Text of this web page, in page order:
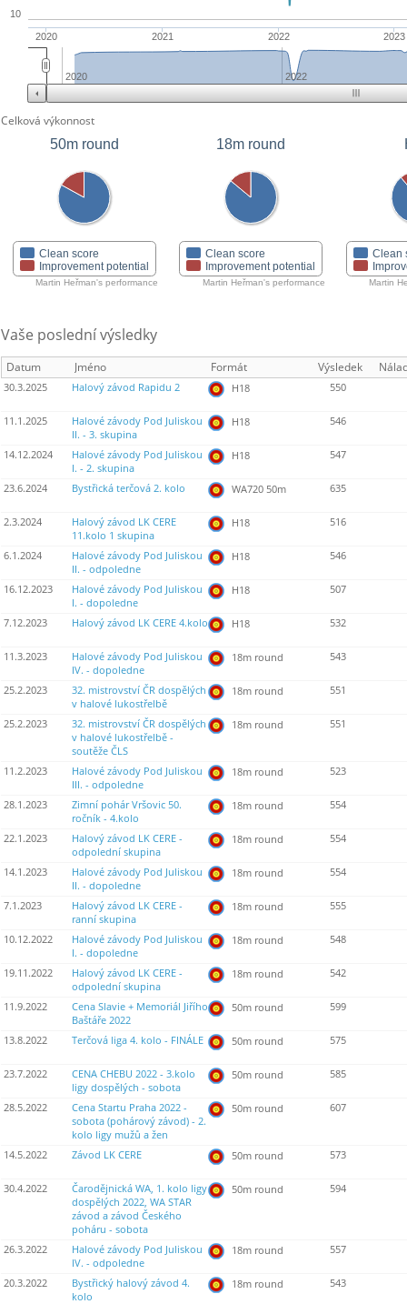
2020 2021 2022 2023
10
2022
2020
Celková výkonnost
50m round
Clean score
Improvement potential
Martin Heřman's performance
18m round
Clean score
Improvement potential
Martin Heřman's performance
Clean
Martin
Vaše poslední výsledky
Datum Jméno Formát Výsledek
30.3.2025 Halový závod Rapidu 2 H18 550
11.1.2025
Halové závody Pod Juliskou
II. - 3. skupina
H18 546
14.12.2024
Halové závody Pod Juliskou
I. - 2. skupina
H18 547
23.6.2024 Bystřická terčová 2. kolo WA720 50m 635
2.3.2024
Halový závod LK CERE
11.kolo 1 skupina
H18 516
6.1.2024
Halové závody Pod Juliskou
II. - odpoledne
H18 546
16.12.2023
Halové závody Pod Juliskou
I. - dopoledne
H18 507
7.12.2023 Halový závod LK CERE 4.kolo H18 532
11.3.2023
Halové závody Pod Juliskou
IV. - dopoledne
18m round 543
25.2.2023
32. mistrovství ČR dospělých
v halové lukostřelbě
18m round 551
25.2.2023
32. mistrovství ČR dospělých
v halové lukostřelbě -
soutěže ČLS
18m round 551
11.2.2023
Halové závody Pod Juliskou
III. - odpoledne
18m round 523
28.1.2023
Zimní pohár Vršovic 50.
ročník - 4.kolo
18m round 554
22.1.2023
Halový závod LK CERE -
odpolední skupina
18m round 554
14.1.2023
Halové závody Pod Juliskou
II. - dopoledne
18m round 554
7.1.2023
Halový závod LK CERE -
ranní skupina
18m round 555
10.12.2022
Halové závody Pod Juliskou
I. - dopoledne
18m round 548
19.11.2022
Halový závod LK CERE -
odpolední skupina
18m round 542
11.9.2022
Cena Slavie + Memoriál Jiřího
Baštáře 2022
50m round 599
13.8.2022 Terčová liga 4. kolo - FINÁLE 50m round 575
23.7.2022
CENA CHEBU 2022 - 3.kolo
ligy dospělých - sobota
50m round 585
28.5.2022
Cena Startu Praha 2022 -
sobota (pohárový závod) - 2.
kolo ligy mužů a žen
50m round 607
14.5.2022 Závod LK CERE 50m round 573
30.4.2022
Čarodějnická WA, 1. kolo ligy
dospělých 2022, WA STAR
závod a závod Českého
poháru - sobota
50m round 594
26.3.2022
Halové závody Pod Juliskou
IV. - odpoledne
18m round 557
20.3.2022
Bystřický halový závod 4.
kolo
18m round 543